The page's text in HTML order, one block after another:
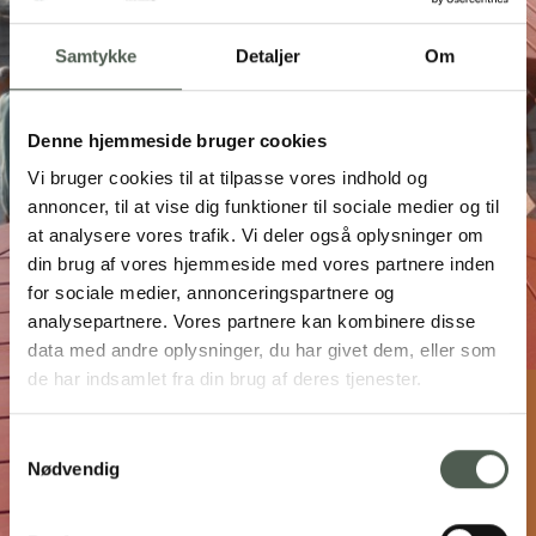
Samtykke Detaljer Om
Denne hjemmeside bruger cookies
Vi bruger cookies til at tilpasse vores indhold og
annoncer, til at vise dig funktioner til sociale medier og til
at analysere vores trafik. Vi deler også oplysninger om
din brug af vores hjemmeside med vores partnere inden
for sociale medier, annonceringspartnere og
analysepartnere. Vores partnere kan kombinere disse
data med andre oplysninger, du har givet dem, eller som
de har indsamlet fra din brug af deres tjenester.
Nødvendig